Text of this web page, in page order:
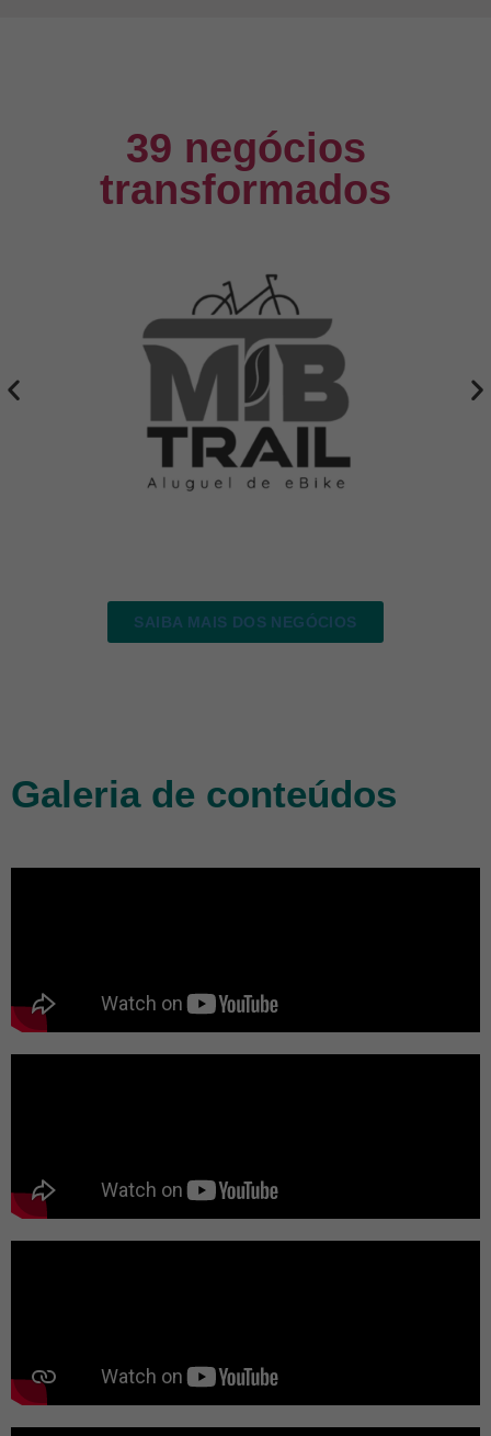
39 negócios
transformados
SAIBA MAIS DOS NEGÓCIOS
Galeria de conteúdos